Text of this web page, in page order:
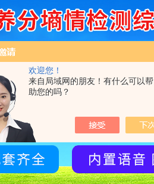
欢迎您！
来自局域网的朋友！有什么可以帮
助您的吗？